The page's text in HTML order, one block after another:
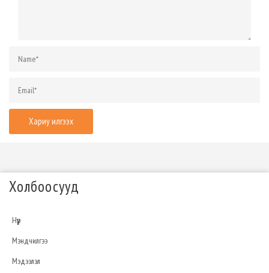
Холбоосууд
Нүүр
Мэндчилгээ
Мэдээлэл